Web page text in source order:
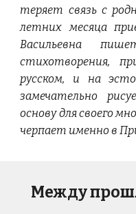
теряет связь с
летних месяца
Васильевна
стихотворения,
русском, и на
замечательно
основу для своего
черпает именно в
Между